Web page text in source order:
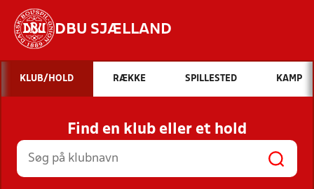
DBU SJÆLLAND
Hvad vil du søge efter?
INDHOLD OG NYHEDER
STILLINGER, RESULTATER, KLUBBER OG
HOLD
KLUB/HOLD RÆKKE SPILLESTED KAMP
Find en klub eller et hold